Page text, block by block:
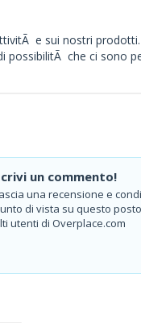
e sui nostri
possibilitÃ che ci sono
un commento!
una recensione e
di vista su questo
utenti di Overplace.com